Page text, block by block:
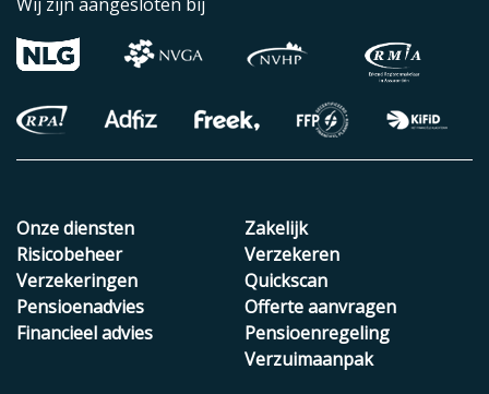
Onze diensten
Risicobeheer
Verzekeringen
Pensioenadvies
Financieel advies
Zakelijk
Verzekeren
Quickscan
Offerte aanvragen
Pensioenregeling
Verzuimaanpak